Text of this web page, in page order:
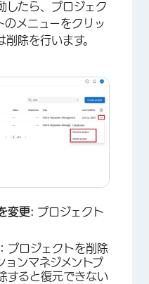
×
したら、プロジェク
メニューをクリッ
除を行います。
変更: プロジェクト
プロジェクトを削除
ョンマネジメントプ
すると復元できない